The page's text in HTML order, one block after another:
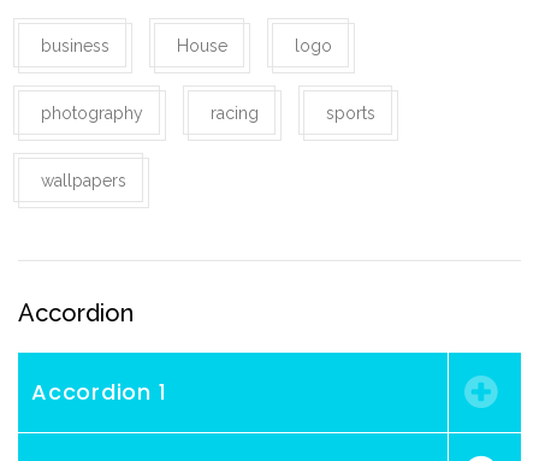
business House logo
photography racing sports
wallpapers
Accordion
Accordion 1